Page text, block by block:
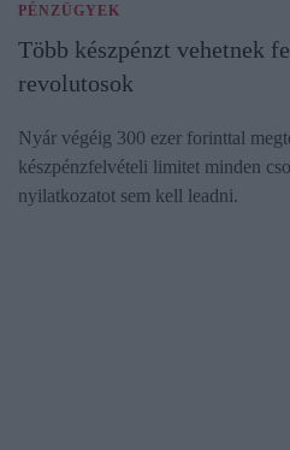
PÉNZÜGYEK
Több készpénzt vehetnek
revolutosok
Nyár végéig 300 ezer forinttal
készpénzfelvételi limitet minden
nyilatkozatot sem kell leadni.